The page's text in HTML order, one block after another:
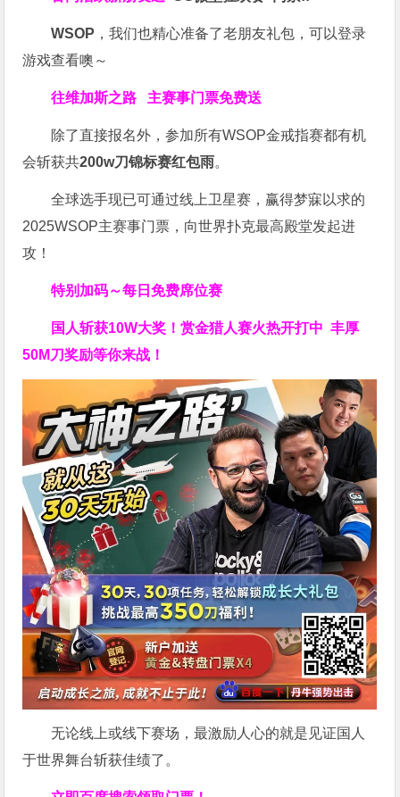
WSOP ，我们也精心准备了老朋友礼包，可以登录
游戏查看噢～
往维加斯之路 主赛事门票免费送
除了直接报名外，参加所有WSOP金戒指赛都有机
会斩获共200w刀锦标赛红包雨。
全球选手现已可通过线上卫星赛，赢得梦寐以求的
2025WSOP主赛事门票，向世界扑克最高殿堂发起进
攻！
特别加码～每日免费席位赛
国人斩获10W大奖！赏金猎人赛火热开打中 丰厚
50M刀奖励等你来战！
无论线上或线下赛场，最激励人心的就是见证国人
于世界舞台斩获佳绩了。